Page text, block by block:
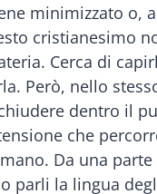
minimizzato o,
cristianesimo
Cerca di
Però, nello
dentro il
che
Da una parte
parli la lingua